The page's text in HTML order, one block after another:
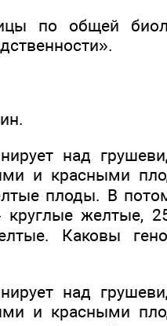
по общей
над
и красными
плоды. В
круглые желтые,
Каковы
над
и красными